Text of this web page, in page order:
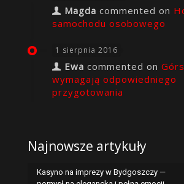
Magda commented on
samochodu osobowego
1 sierpnia 2016
Ewa commented on
wymagają odpowiedniego
przygotowania
Najnowsze artykuły
Kasyno na imprezy w Bydgoszczy —